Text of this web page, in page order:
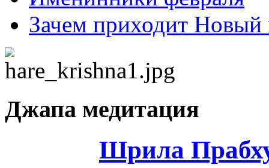
Зачем приходит Новый
Джапа медитация
Шрила